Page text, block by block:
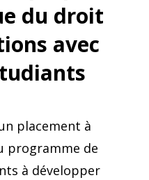
du droit
avec
placement à
programme de
à développer